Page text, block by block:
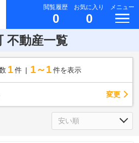
閲覧履歴
0
お気に入り
0
メニュー
不動産一覧
1 件 1～1 件を表示
変更